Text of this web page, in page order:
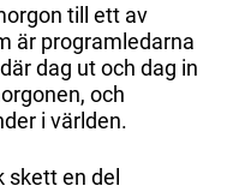
till ett av
är programledarna
dag ut och dag in
och
i världen.
skett en del